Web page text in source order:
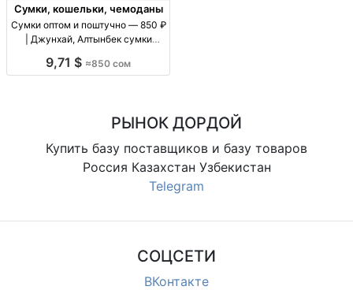
Сумки, кошельки, чемоданы
Сумки оптом и поштучно — 850 ₽
| Джунхай, Алтынбек сумки
по модели, повседневные, для
9,71 $ ≈850 сом
РЫНОК ДОРДОЙ
Купить базу поставщиков и базу товаров
Россия Казахстан Узбекистан
Telegram
СОЦСЕТИ
ВКонтакте